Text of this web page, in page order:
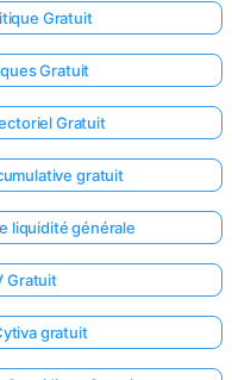
Gratuit
Gratuit
Gratuit
gratuit
liquidité générale
Gratuit
gratuit